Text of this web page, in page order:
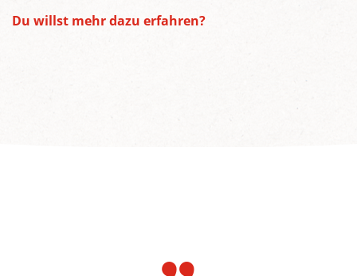
Du willst mehr dazu erfahren?